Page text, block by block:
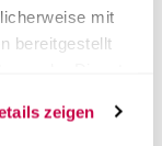
mit
bereitgestellt
zeigen
Premium